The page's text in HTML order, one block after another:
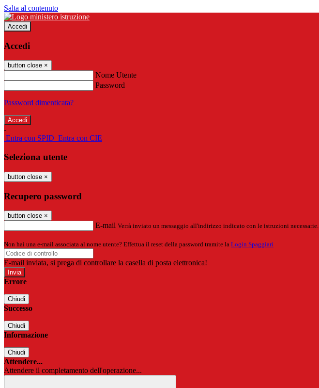
Salta al contenuto
Accedi
Accedi
button close ×
Nome Utente
Password
Password dimenticata?
-
Entra con SPID Entra con CIE
Seleziona utente
button close ×
Recupero password
button close ×
E-mail Verrà inviato un messaggio all'indirizzo indicato con le istruzioni necessarie.
Non hai una e-mail associata al nome utente? Effettua il reset della password tramite la Login Spaggiari
E-mail inviata, si prega di controllare la casella di posta elettronica!
Errore
Chiudi
Successo
Chiudi
Informazione
Chiudi
Attendere...
Attendere il completamento dell'operazione...